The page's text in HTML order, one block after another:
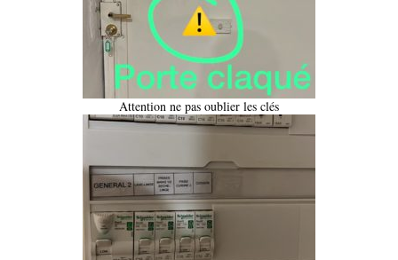
Attention ne pas oublier les clés